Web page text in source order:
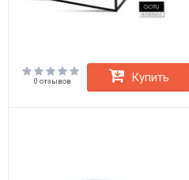
0 отзывов Купить